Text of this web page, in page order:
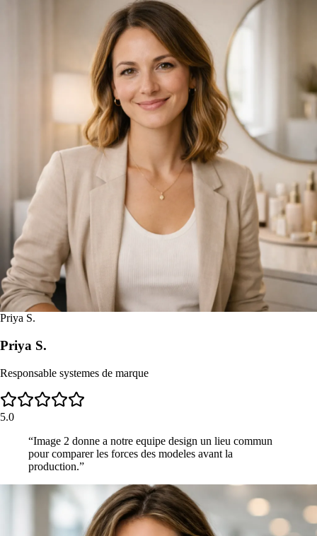
Priya S.
Priya S.
Responsable systemes de marque
5.0
“Image 2 donne a notre equipe design un lieu commun
pour comparer les forces des modeles avant la
production.”